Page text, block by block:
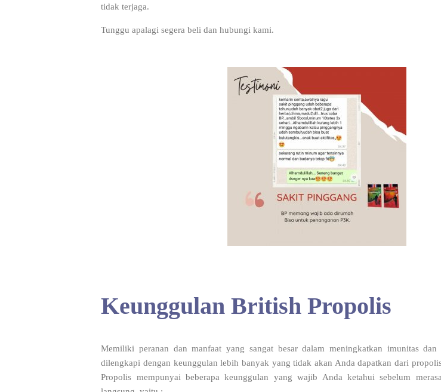
tidak terjaga.
Tunggu apalagi segera beli dan hubungi kami.
Keunggulan British Propolis
Memiliki peranan dan manfaat yang sangat besar dalam meningkatkan imunitas dan
dilengkapi dengan keunggulan lebih banyak yang tidak akan Anda dapatkan dari
Propolis mempunyai beberapa keunggulan yang wajib Anda ketahui sebelum